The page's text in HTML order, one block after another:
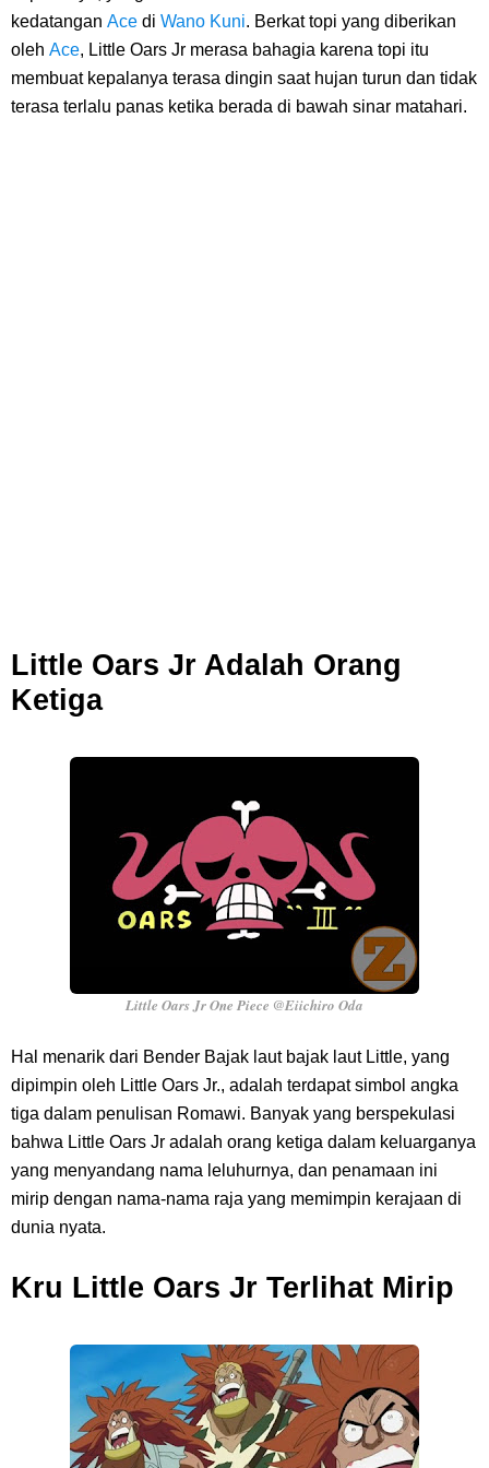
Indonesia
Resep Roti Panggang, Sangat Mudah Untuk Menjadi Cemilan
Friday, 7 August
kedatangan Ace di Wano Kuni. Berkat topi yang diberikan
oleh Ace, Little Oars Jr merasa bahagia karena topi itu
membuat kepalanya terasa dingin saat hujan turun dan tidak
terasa terlalu panas ketika berada di bawah sinar matahari.
Little Oars Jr Adalah Orang
Ketiga
Little Oars Jr One Piece @Eiichiro Oda
Hal menarik dari Bender Bajak laut bajak laut Little, yang
dipimpin oleh Little Oars Jr., adalah terdapat simbol angka
tiga dalam penulisan Romawi. Banyak yang berspekulasi
bahwa Little Oars Jr adalah orang ketiga dalam keluarganya
yang menyandang nama leluhurnya, dan penamaan ini
mirip dengan nama-nama raja yang memimpin kerajaan di
dunia nyata.
Kru Little Oars Jr Terlihat Mirip